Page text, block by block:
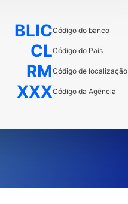
BLICCódigo do banco
CLCódigo do País
RMCódigo de localização
XXXCódigo da Agência